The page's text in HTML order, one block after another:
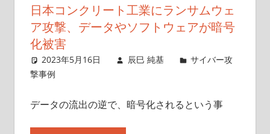
日本コンクリート工業にランサムウェ
ア攻撃、データやソフトウェアが暗号
化被害
2023年5月16日 辰巳 純基
サイバー攻
撃事例
データの流出の逆で、暗号化されるという事